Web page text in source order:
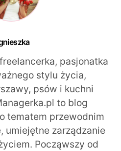
pasjonatka
stylu życia,
psów i kuchni
to blog
tematem przewodnim
umiejętne zarządzanie
Począwszy od